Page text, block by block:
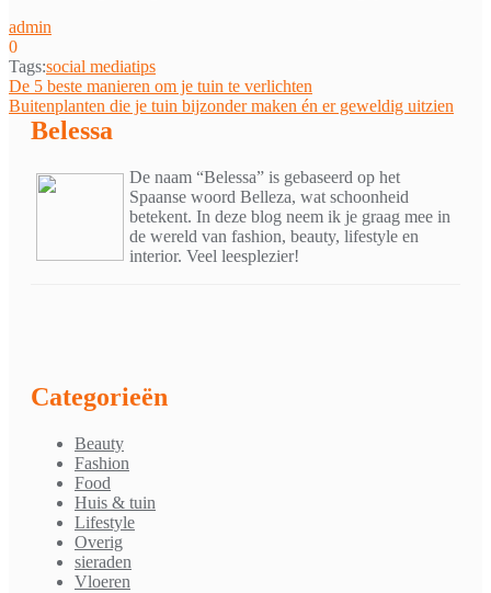
admin
0
Tags:social mediatips
Bericht
navigatie
De 5 beste manieren om je tuin te verlichten
Buitenplanten die je tuin bijzonder maken én er geweldig uitzien
Belessa
De naam “Belessa” is gebaseerd op het
Spaanse woord Belleza, wat schoonheid
betekent. In deze blog neem ik je graag mee in
de wereld van fashion, beauty, lifestyle en
interior. Veel leesplezier!
Categorieën
Beauty
Fashion
Food
Huis & tuin
Lifestyle
Overig
sieraden
Vloeren